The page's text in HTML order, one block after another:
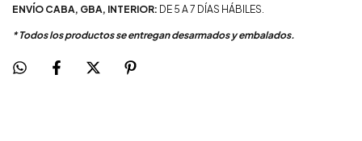
ENVÍO CABA, GBA, INTERIOR: DE 5 A 7 DÍAS HÁBILES.
* Todos los productos se entregan desarmados y embalados.